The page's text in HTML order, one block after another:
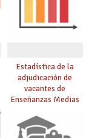
Estadística de la
adjudicación de
vacantes de
Enseñanzas Medias